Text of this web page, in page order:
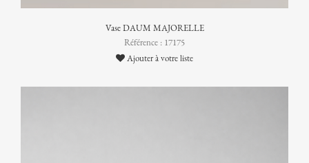
Vase DAUM MAJORELLE
Référence : 17175
Ajouter à votre liste